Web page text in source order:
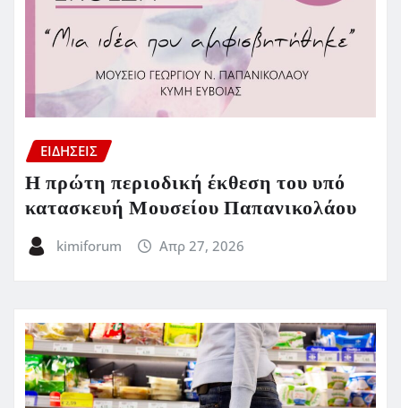
ΕΙΔΗΣΕΙΣ
Η πρώτη περιοδική έκθεση του υπό
κατασκευή Μουσείου Παπανικολάου
kimiforum Απρ 27, 2026